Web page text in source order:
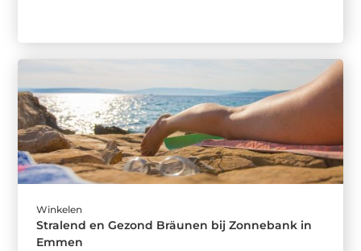
Winkelen
Stralend en Gezond Bräunen bij Zonnebank in
Emmen